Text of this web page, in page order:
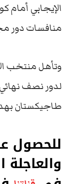
الإيجابي أمام
منافسات دور
وتأهل منتخب
لدور نصف
طاجيكستان
للحصول